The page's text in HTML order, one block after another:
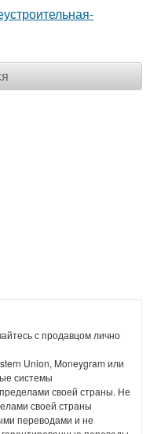
с продавцом лично
Union, Moneygram или
системы
своей страны. Не
своей страны
переводами и не